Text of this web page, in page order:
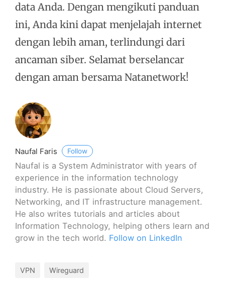
data Anda. Dengan mengikuti panduan
ini, Anda kini dapat menjelajah internet
dengan lebih aman, terlindungi dari
ancaman siber. Selamat berselancar
dengan aman bersama Natanetwork!
Naufal Faris Follow
Naufal is a System Administrator with years of
experience in the information technology
industry. He is passionate about Cloud Servers,
Networking, and IT infrastructure management.
He also writes tutorials and articles about
Information Technology, helping others learn and
grow in the tech world. Follow on LinkedIn
VPN Wireguard